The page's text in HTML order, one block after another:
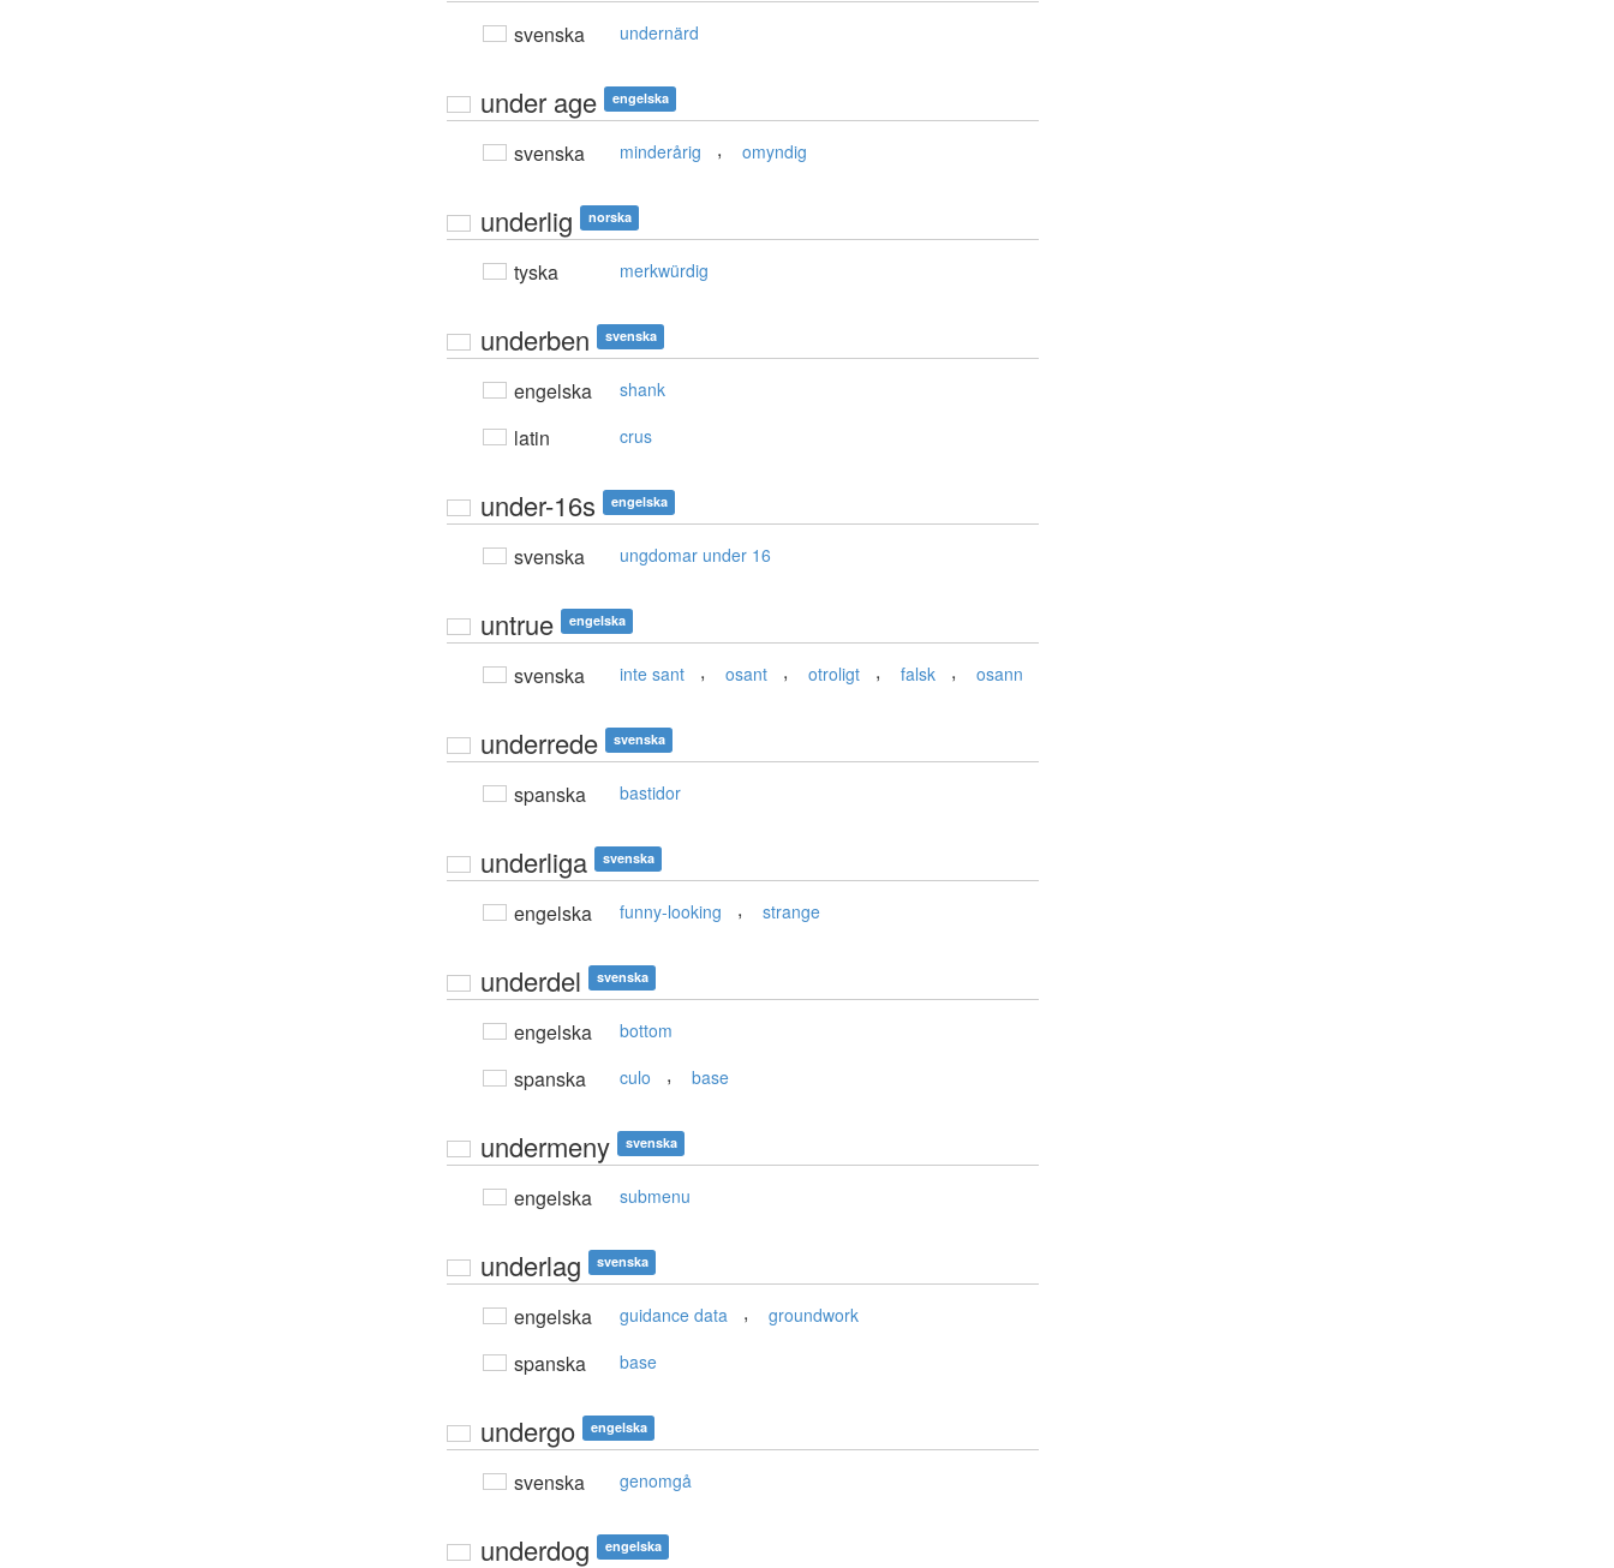
svenska undernärd
under age engelska
svenska minderårig , omyndig
underlig norska
tyska merkwürdig
underben svenska
engelska shank
latin crus
under-16s engelska
svenska ungdomar under 16
untrue engelska
svenska inte sant , osant , otroligt , falsk , osann
underrede svenska
spanska bastidor
underliga svenska
engelska funny-looking , strange
underdel svenska
engelska bottom
spanska culo , base
undermeny svenska
engelska submenu
underlag svenska
engelska guidance data , groundwork
spanska base
undergo engelska
svenska genomgå
underdog engelska